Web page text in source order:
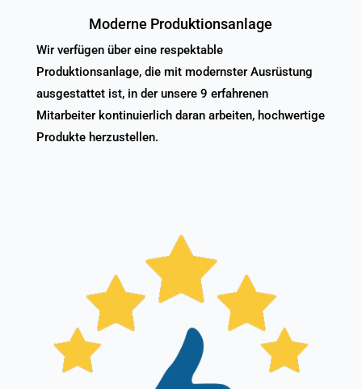
Moderne Produktionsanlage
Wir verfügen über eine respektable
Produktionsanlage, die mit modernster Ausrüstung
ausgestattet ist, in der unsere 9 erfahrenen
Mitarbeiter kontinuierlich daran arbeiten, hochwertige
Produkte herzustellen.